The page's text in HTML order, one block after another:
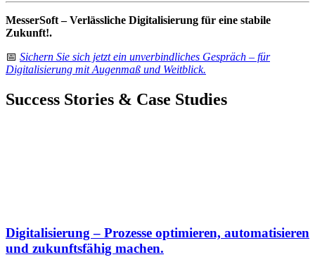
MesserSoft – Verlässliche Digitalisierung für eine stabile
Zukunft!.
📅 Sichern Sie sich jetzt ein unverbindliches Gespräch – für
Digitalisierung mit Augenmaß und Weitblick.
Success Stories & Case Studies
Digitalisierung – Prozesse optimieren, automatisieren
und zukunftsfähig machen.